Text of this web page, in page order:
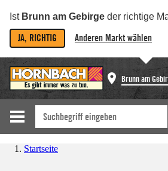
Ist Brunn am Gebirge der richtige
JA, RICHTIG Anderen Markt wählen
Brunn am
Startseite